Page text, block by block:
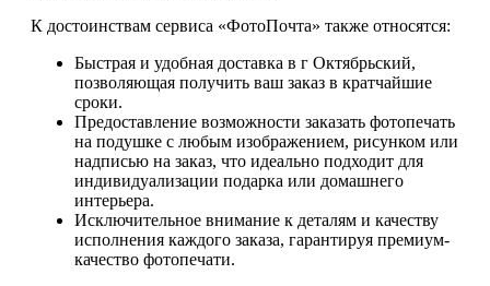
К достоинствам сервиса «ФотоПочта» также относятся:
Быстрая и удобная доставка в г Октябрьский,
позволяющая получить ваш заказ в кратчайшие
сроки.
Предоставление возможности заказать фотопечать
на подушке с любым изображением, рисунком или
надписью на заказ, что идеально подходит для
индивидуализации подарка или домашнего
интерьера.
Исключительное внимание к деталям и качеству
исполнения каждого заказа, гарантируя премиум-
качество фотопечати.